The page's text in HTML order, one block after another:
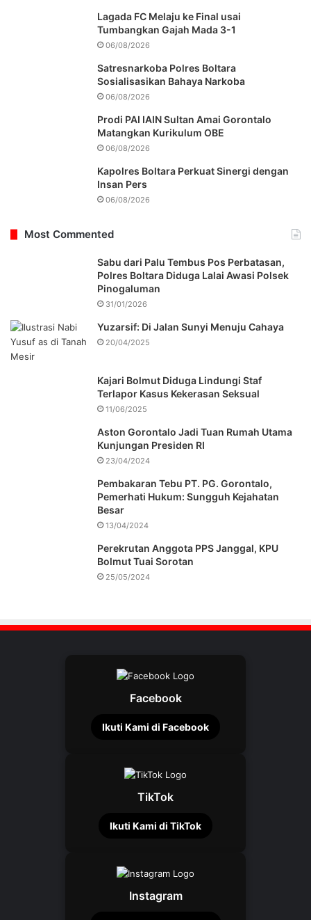
Lagada FC Melaju ke Final usai
Tumbangkan Gajah Mada 3-1
06/08/2026
Satresnarkoba Polres Boltara
Sosialisasikan Bahaya Narkoba
06/08/2026
Prodi PAI IAIN Sultan Amai Gorontalo
Matangkan Kurikulum OBE
06/08/2026
Kapolres Boltara Perkuat Sinergi dengan
Insan Pers
06/08/2026
Most Commented
Sabu dari Palu Tembus Pos Perbatasan,
Polres Boltara Diduga Lalai Awasi Polsek
Pinogaluman
31/01/2026
Yuzarsif: Di Jalan Sunyi Menuju Cahaya
20/04/2025
Kajari Bolmut Diduga Lindungi Staf
Terlapor Kasus Kekerasan Seksual
11/06/2025
Aston Gorontalo Jadi Tuan Rumah Utama
Kunjungan Presiden RI
23/04/2024
Pembakaran Tebu PT. PG. Gorontalo,
Pemerhati Hukum: Sungguh Kejahatan
Besar
13/04/2024
Perekrutan Anggota PPS Janggal, KPU
Bolmut Tuai Sorotan
25/05/2024
Facebook
Ikuti Kami di Facebook
TikTok
Ikuti Kami di TikTok
Instagram